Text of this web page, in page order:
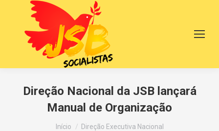
Direção Nacional da JSB lançará
Manual de Organização
Você está aqui:Início
Direção Executiva Nacional